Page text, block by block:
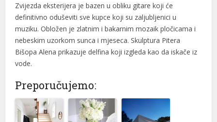
Zvijezda eksterijera je bazen u obliku gitare koji će
definitivno oduševiti sve kupce koji su zaljubljenici u
muziku. Obložen je zlatnim i bakarnim mozaik pločicama i
nebeskim uzorkom sunca i mjeseca. Skulptura Pitera
Bišopa Alena prikazuje delfina koji izgleda kao da iskače iz
vode.
Preporučujemo: